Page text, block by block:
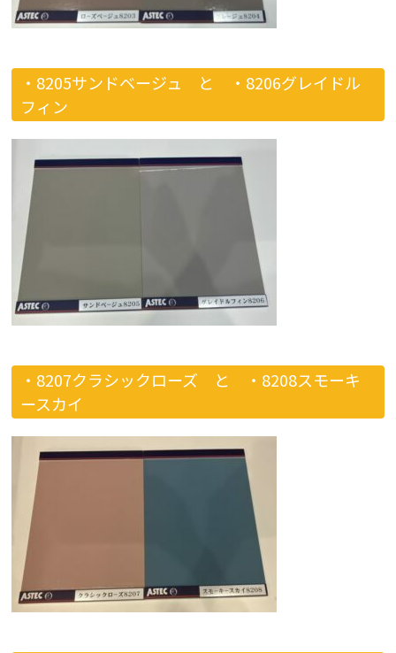
・8205サンドベージュ と
・8206グレイドル
フィン
・8207クラシックローズ と
・8208スモーキ
ースカイ